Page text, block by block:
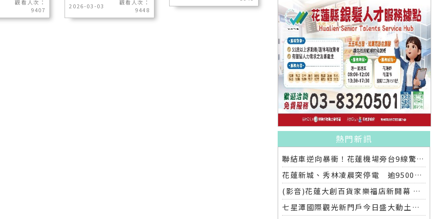
觀看人次：
9407
2026-03-03
觀看人次：
9448
熱門新訊
聯結車逆向暴衝！花蓮機場旁台9線驚悚車禍 兩車遭撞四人受傷無生命危險
花蓮新城、秀林凌晨突停電 逾9500戶受影響 台電說明設備故障原因
(影音)花蓮大創百貨家樂福店新開幕 花蓮部落客開箱超吸睛
七星潭國際觀光新門戶今日盛大動土鯨躍意象建築預計明年八月完工